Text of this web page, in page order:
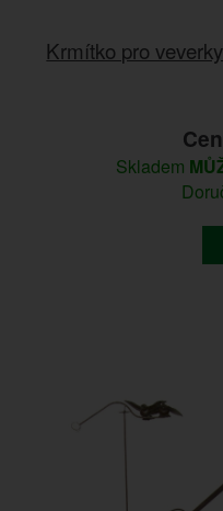
Krmítko pro
Skladem